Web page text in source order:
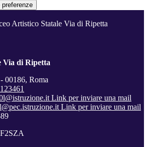
Artistico Statale Via di Ripetta
Via di Ripetta
00186, Roma
Link per inviare una mail
Link per inviare una mail